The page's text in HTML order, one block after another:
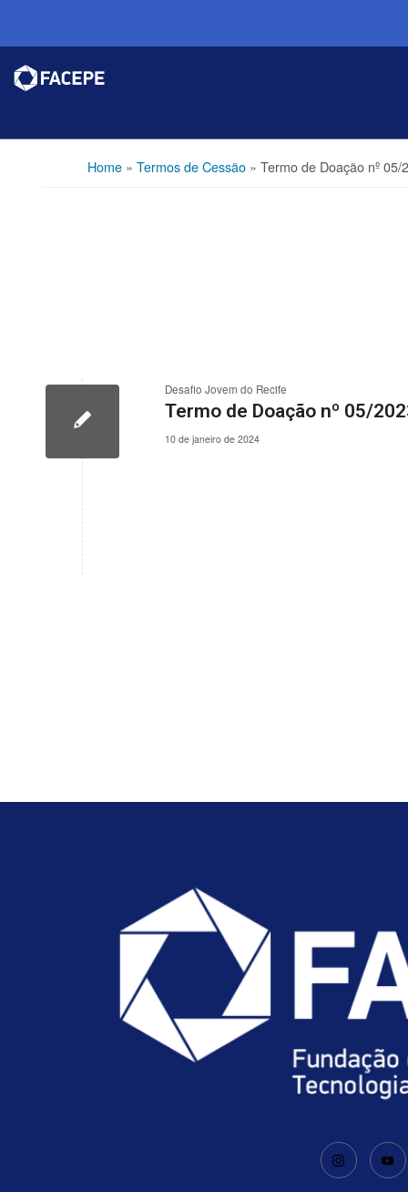
Home» Termos de Cessão» Termo de Doação nº 05/
Desafio Jovem do Recife
Termo de Doação nº 05/
10 de janeiro de 2024